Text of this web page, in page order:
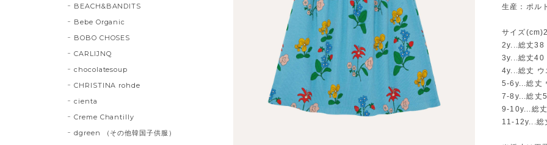
生産：ポル
サイズ
2y...総丈38
3y...総丈40
4y...総丈 ウ
5-6y...総丈
7-8y...総丈
9-10y...総
11-12y...総
BEACH&BANDITS
Bebe Organic
BOBO CHOSES
CARLIJNQ
chocolatesoup
CHRISTINA rohde
cienta
Creme Chantilly
dgreen （その他韓国子供服）